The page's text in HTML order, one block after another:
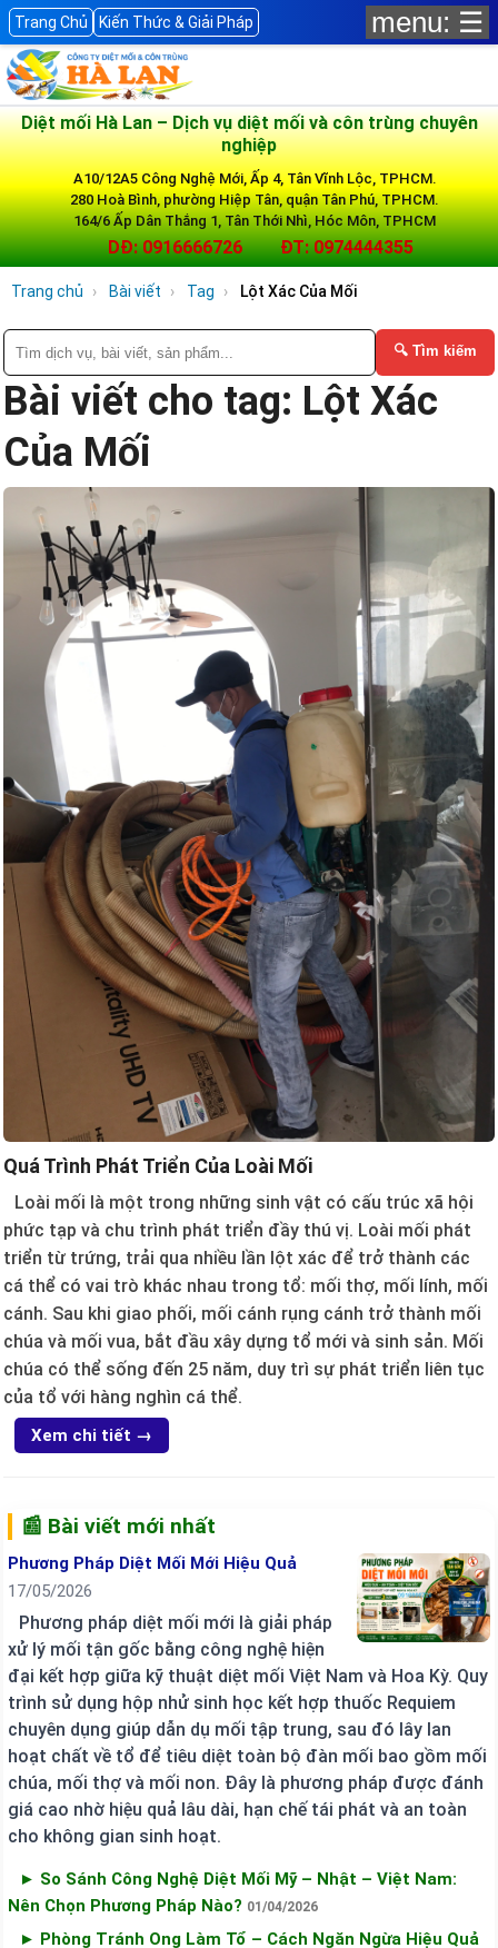
Trang Chủ Kiến Thức & Giải Pháp menu: ☰
Diệt mối Hà Lan – Dịch vụ diệt mối và côn trùng chuyên
nghiệp
A10/12A5 Công Nghệ Mới, Ấp 4, Tân Vĩnh Lộc, TPHCM.
280 Hoà Bình, phường Hiệp Tân, quận Tân Phú, TPHCM.
164/6 Ấp Dân Thắng 1, Tân Thới Nhì, Hóc Môn, TPHCM
DĐ: 0916666726 ĐT: 0974444355
Trang chủ Bài viết Tag Lột Xác Của Mối
🔍 Tìm kiếm
Bài viết cho tag: Lột Xác
Của Mối
Quá Trình Phát Triển Của Loài Mối
Loài mối là một trong những sinh vật có cấu trúc xã hội
phức tạp và chu trình phát triển đầy thú vị. Loài mối phát
triển từ trứng, trải qua nhiều lần lột xác để trở thành các
cá thể có vai trò khác nhau trong tổ: mối thợ, mối lính, mối
cánh. Sau khi giao phối, mối cánh rụng cánh trở thành mối
chúa và mối vua, bắt đầu xây dựng tổ mới và sinh sản. Mối
chúa có thể sống đến 25 năm, duy trì sự phát triển liên tục
của tổ với hàng nghìn cá thể.
Xem chi tiết →
📰 Bài viết mới nhất
Phương Pháp Diệt Mối Mới Hiệu Quả
17/05/2026
Phương pháp diệt mối mới là giải pháp
xử lý mối tận gốc bằng công nghệ hiện
đại kết hợp giữa kỹ thuật diệt mối Việt Nam và Hoa Kỳ. Quy
trình sử dụng hộp nhử sinh học kết hợp thuốc Requiem
chuyên dụng giúp dẫn dụ mối tập trung, sau đó lây lan
hoạt chất về tổ để tiêu diệt toàn bộ đàn mối bao gồm mối
chúa, mối thợ và mối non. Đây là phương pháp được đánh
giá cao nhờ hiệu quả lâu dài, hạn chế tái phát và an toàn
cho không gian sinh hoạt.
► So Sánh Công Nghệ Diệt Mối Mỹ – Nhật – Việt Nam:
Nên Chọn Phương Pháp Nào? 01/04/2026
► Phòng Tránh Ong Làm Tổ – Cách Ngăn Ngừa Hiệu Quả